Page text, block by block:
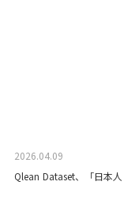
2026.04.09
Qlean Dataset、「日本